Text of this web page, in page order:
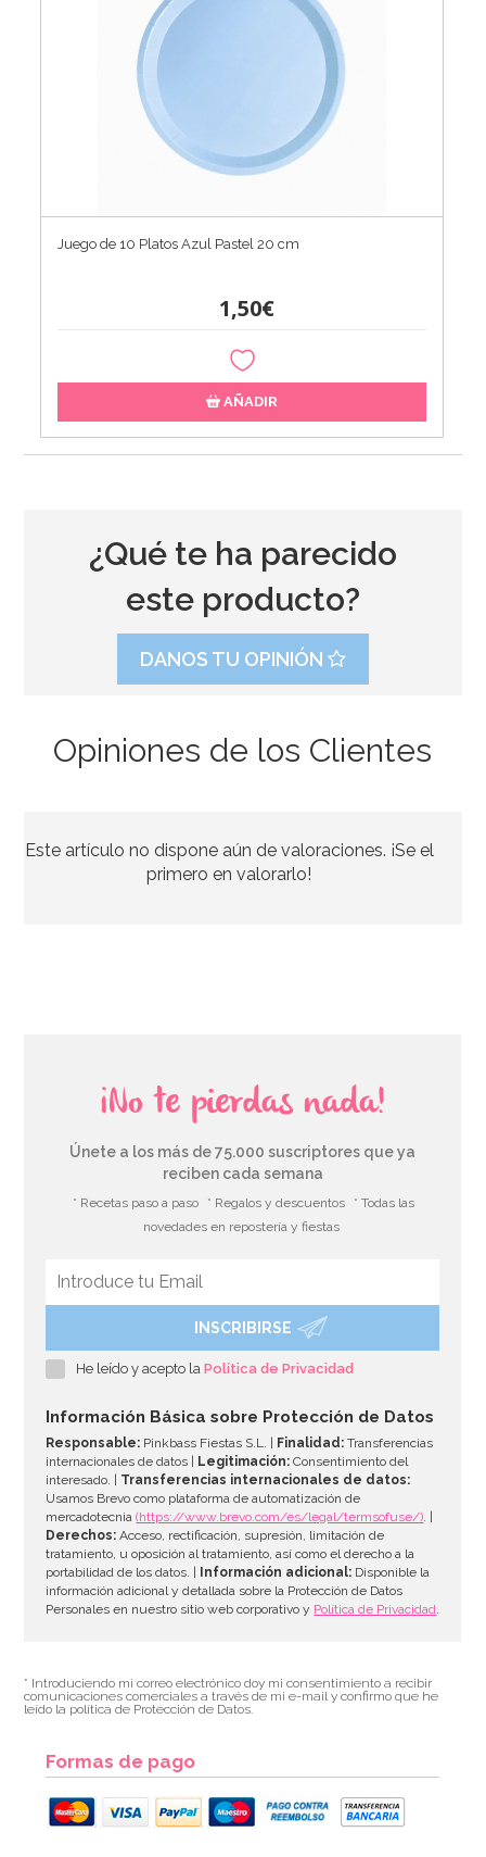
Juego de 10 Platos Azul Pastel 20 cm
1,50€
AÑADIR
2,50€
¿Qué te ha parecido
este producto?
DANOS TU OPINIÓN
Opiniones de los Clientes
Este artículo no dispone aún de valoraciones. ¡Se el
primero en valorarlo!
¡No te pierdas nada!
Únete a los más de 75.000 suscriptores que ya
reciben cada semana
* Recetas paso a paso * Regalos y descuentos
* Todas las
novedades en repostería y fiestas
INSCRIBIRSE
He leído y acepto laPolítica de Privacidad
Información Básica sobre Protección de Datos
Responsable: Pinkbass Fiestas S.L. | Finalidad: Transferencias
internacionales de datos |
Legitimación: Consentimiento del
interesado. | Transferencias internacionales de datos:
Usamos Brevo como plataforma de automatización de
mercadotecnia(https://www.brevo.com/es/legal/termsofuse/). |
Derechos: Acceso, rectificación, supresión, limitación de
tratamiento, u oposición al tratamiento, así como el derecho a la
portabilidad de los datos. |
Información adicional: Disponible la
información adicional y detallada sobre la Protección de Datos
Personales en nuestro sitio web corporativo y Política de Privacidad.
* Introduciendo mi correo electrónico doy mi consentimiento a recibir
comunicaciones comerciales a través de mi e-mail y confirmo que he
leído la política de Protección de Datos.
Formas de pago